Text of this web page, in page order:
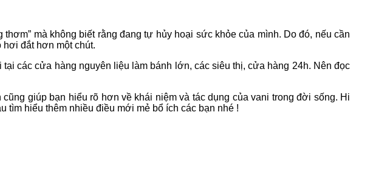
mà không biết rằng đang tự hủy hoại sức khỏe của mình. Do đó, nếu cần
hơi đắt hơn một chút.
các cửa hàng nguyên liệu làm bánh lớn, các siêu thị, cửa hàng 24h. Nên đọc
giúp bạn hiểu rõ hơn về khái niệm và tác dụng của vani trong đời sống. Hi
hiểu thêm nhiều điều mới mẻ bổ ích các bạn nhé !